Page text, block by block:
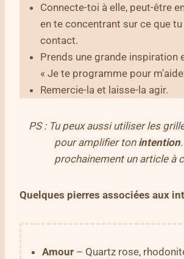
Connecte-toi à elle, peut-être
en te concentrant sur ce que
contact.
Prends une grande inspiration
« Je te programme pour
Remercie-la et laisse-la agir.
PS : Tu peux aussi utiliser les
pour amplifier ton intention
prochainement un article à
Quelques pierres associées aux
Amour – Quartz rose,